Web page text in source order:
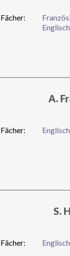
Fächer:
Englisch
A.
Fächer: Englisch
S.
Fächer: Englisch